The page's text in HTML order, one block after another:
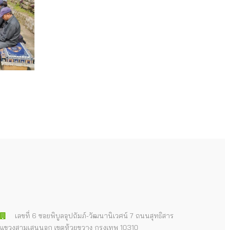
เลขที่ 6 ซอยพิบูลอุปถัมภ์-วัฒนานิเวศน์ 7 ถนนสุทธิสาร
แขวงสามเสนนอก เขตห้วยขวาง กรุงเทพ 10310